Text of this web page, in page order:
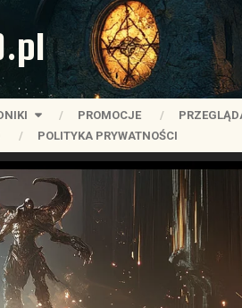
PROMOCJE
POLITYKA PRYWATNOŚCI